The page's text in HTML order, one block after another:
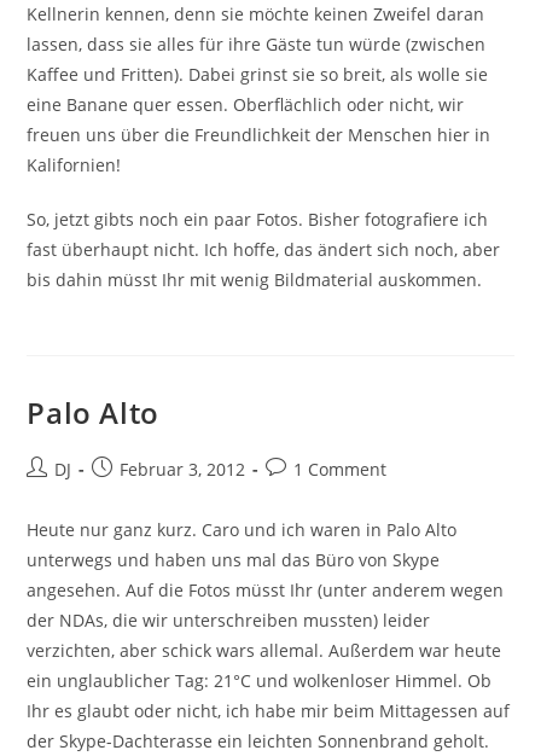
Kellnerin kennen, denn sie möchte keinen Zweifel daran
lassen, dass sie alles für ihre Gäste tun würde (zwischen
Kaffee und Fritten). Dabei grinst sie so breit, als wolle sie
eine Banane quer essen. Oberflächlich oder nicht, wir
freuen uns über die Freundlichkeit der Menschen hier in
Kalifornien!
So, jetzt gibts noch ein paar Fotos. Bisher fotografiere ich
fast überhaupt nicht. Ich hoffe, das ändert sich noch, aber
bis dahin müsst Ihr mit wenig Bildmaterial auskommen.
Palo Alto
Beitrags-
DJ
BeitragFebruar 3, 2012
Beitrags-
1 Comment
Heute nur ganz kurz. Caro und ich waren in Palo Alto
unterwegs und haben uns mal das Büro von Skype
angesehen. Auf die Fotos müsst Ihr (unter anderem wegen
der NDAs, die wir unterschreiben mussten) leider
verzichten, aber schick wars allemal. Außerdem war heute
ein unglaublicher Tag: 21°C und wolkenloser Himmel. Ob
Ihr es glaubt oder nicht, ich habe mir beim Mittagessen auf
der Skype-Dachterasse ein leichten Sonnenbrand geholt.